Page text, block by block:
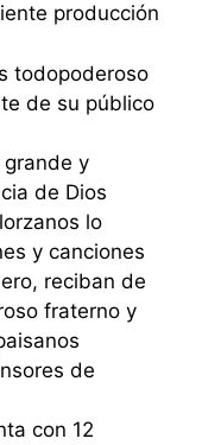
producción
todopoderoso
de su público
y
de Dios
lo
y canciones
reciban de
fraterno y
de
con 12